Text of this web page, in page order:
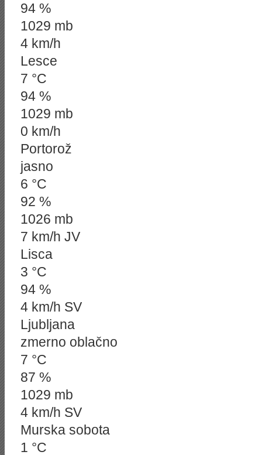
94 %
1029 mb
4 km/h
Lesce
7 °C
94 %
1029 mb
0 km/h
Portorož
jasno
6 °C
92 %
1026 mb
7 km/h JV
Lisca
3 °C
94 %
4 km/h SV
Ljubljana
zmerno oblačno
7 °C
87 %
1029 mb
4 km/h SV
Murska sobota
1 °C